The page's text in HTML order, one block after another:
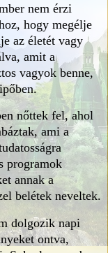
nem érzi
hogy megélje
az életét vagy
amit a
vagyok benne,
nőttek fel, ahol
ami a
programok
annak a
belétek neveltek.
dolgozik napi
ontva,